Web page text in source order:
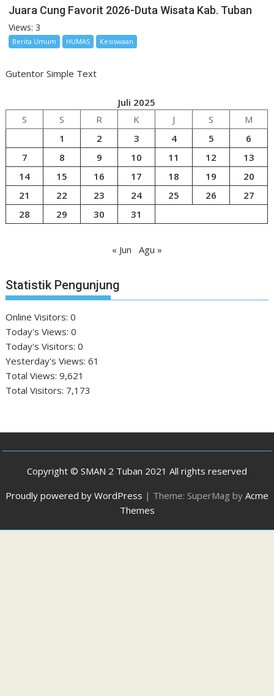
Juara Cung Favorit 2026-Duta Wisata Kab. Tuban
Views: 3
Berita Umum HUMAS Kesiswaan
Gutentor Simple Text
Juli 2025
S
S R K J S
M
1
2 3 4 5
6
7
8 9 10 11 12
13
14
15 16 17 18 19
20
21
22 23 24 25 26
27
28
29 30 31
« Jun Agu »
Statistik Pengunjung
Online Visitors:0
Today's Views:0
Today's Visitors:0
Yesterday's Views:61
Total Views:9,621
Total Visitors: 7,173
Copyright © SMAN 2 Tuban 2021 All rights reserved
Proudly powered by WordPress | Theme: SuperMag by Acme
Themes